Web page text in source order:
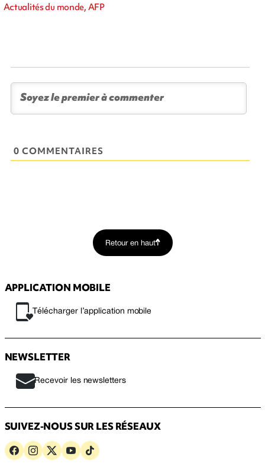
Actualités du monde, AFP
0 COMMENTAIRES
Retour en haut
APPLICATION MOBILE
Télécharger l’application mobile
NEWSLETTER
Recevoir les newsletters
SUIVEZ-NOUS SUR LES RÉSEAUX